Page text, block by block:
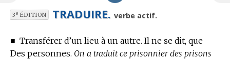
3eÉDITION TRADUIRE. verbe actif.
■ Transférer d’un lieu à un autre. Il ne se dit, que
Des personnes. On a traduit ce prisonnier des prisons